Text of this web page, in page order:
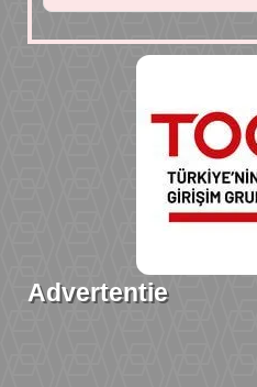
Advertentie